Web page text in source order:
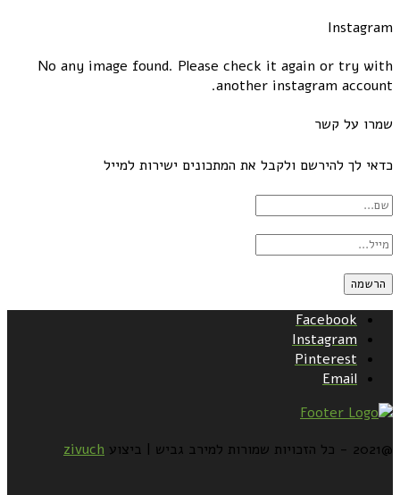
Instagram
No any image found. Please check it again or try with
another instagram account.
שמרו על קשר
כדאי לך להירשם ולקבל את המתכונים ישירות למייל
Facebook
Instagram
Pinterest
Email
@2021 - כל הזכויות שמורות למירב גביש | ביצוע zivuch